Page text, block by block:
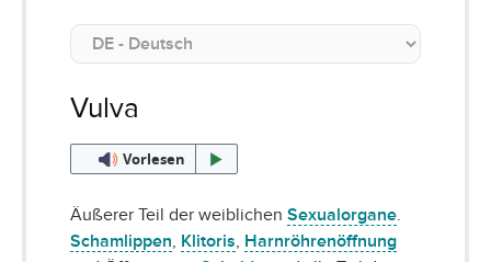
Vulva
Vorlesen
Äußerer Teil der weiblichen Sexualorgane
Schamlippen Klitoris Harnröhrenöffnung